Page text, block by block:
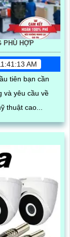
PHÙ HỢP
AM
tiên bạn cần
thuật cao...